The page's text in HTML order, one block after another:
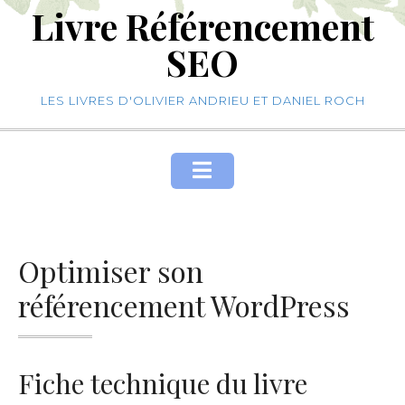
SkipLivre Référencement
SEO
LES LIVRES D'OLIVIER ANDRIEU ET DANIEL ROCH
Optimiser son
référencement WordPress
Fiche technique du livre